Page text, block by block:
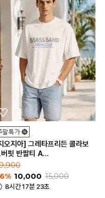
오지아] 그레타프리든 콜라보
핏 반팔티 A
10,000 15,000
8시간 17분 23초